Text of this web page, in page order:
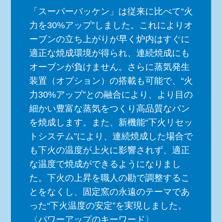
「スーパーバッケン」は従来に比べて“火
力を30%アップ”しました。これによりオ
ーブンの立ち上がりが早く炉内はすぐに
適正な焼成環境が得られ、連続焼成にも
オーブンが負けません。さらに蒸気発生
装置（オプション）の搭載も可能で、“火
力30%アップ”との融合により、より目の
細かい豊富な蒸気をつくり高品質なパン
を焼成します。また、新機能“下火リセッ
トシステム”により、連続焼成した場合で
も下火の温度が上火に影響されず、適正
な温度で焼成ができるようになりまし
た。下火の上昇を職人の勘で調整するこ
とをなくし、固定窯の永遠のテーマであ
った“下火温度の安定”を実現しました。
〈パワーアップのキーワード〉